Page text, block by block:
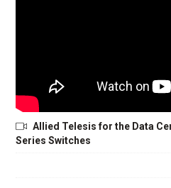
Allied Telesis for the Data
Series Switches